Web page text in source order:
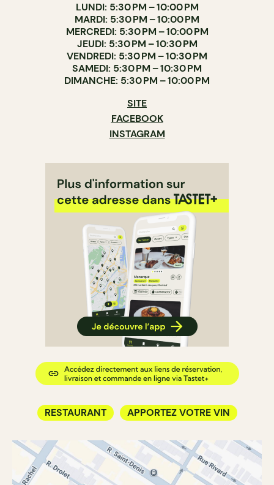
LUNDI: 5:30 PM – 10:00 PM
MARDI: 5:30 PM – 10:00 PM
MERCREDI: 5:30 PM – 10:00 PM
JEUDI: 5:30 PM – 10:30 PM
VENDREDI: 5:30 PM – 10:30 PM
SAMEDI: 5:30 PM – 10:30 PM
DIMANCHE: 5:30 PM – 10:00 PM
SITE
FACEBOOK
INSTAGRAM
RESTAURANT APPORTEZ VOTRE VIN